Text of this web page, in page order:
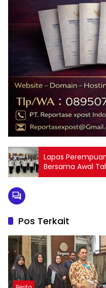
Lapas
Bersama Awal
Imipas
Pos Terkait